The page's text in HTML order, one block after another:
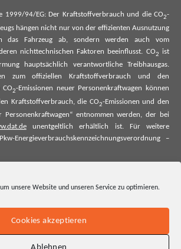
unsere Website und unseren Service zu optimieren.
Cookies akzeptieren
1999/94/EG: Der Kraftstoffverbrauch und die CO2-
hängen nicht nur von der effizienten Ausnutzung
das Fahrzeug ab, sondern werden auch vom
nichttechnischen Faktoren beeinflusst. CO2 ist
hauptsächlich verantwortliche Treibhausgas.
zum offiziellen Kraftstoffverbrauch und den
CO2-Emissionen neuer Personenkraftwagen können
Kraftstoffverbrauch, die CO2-Emissionen und den
Personenkraftwagen“ entnommen werden, der bei
unentgeltlich erhältlich ist. Für weitere
Energieverbrauchskennzeichnungsverordnung –
Emissionen und ggf. zum Stromverbrauch neuer
Emissionen und den offiziellen Stromverbrauch
werden. Dieser ist an allen Verkaufsstellen und bei
Treuhand GmbH unentgeltlich erhältlich, sowie